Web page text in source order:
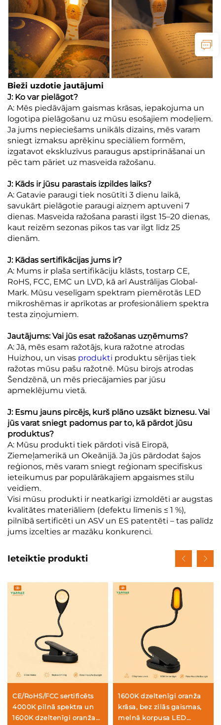
Bieži uzdotie jautājumi
J: Ko var pielāgot?
A: Mēs piedāvājam gaismas krāsas, iepakojuma un
logotipa pielāgošanu uz mūsu esošajiem modeļiem.
Ja jums nepieciešams unikāls dizains, mēs varam
sniegt izmaksu aprēķinu speciāliem formēm,
izgatavot ekskluzīvus paraugus apstiprināšanai un
pēc tam pāriet uz masveida ražošanu.
J: Kāds ir jūsu parastais izpildes laiks?
A: Gatavie paraugi tiek nosūtīti 3 dienu laikā,
savukārt pielāgotie paraugi aizņem aptuveni 7
dienas. Masveida ražošana parasti ilgst 15–20 dienas,
kaut reizēm sezonas pikos tas var ilgt līdz 25
dienām.
J: Kādas sertifikācijas jums ir?
A: Mums ir plaša sertifikāciju klāsts, tostarp CE,
RoHS, FCC, EMC un LVD, kā arī Austrālijas Global-
Mark. Mūsu veselīgam spektram piemērotās LED
mikroshēmas ir aprīkotas ar profesionāliem spektra
testa ziņojumiem.
Jautājums: Vai jūs esat ražošanas uzņēmums?
A: Jā, mēs esam ražotājs, kura ražotne atrodas
Huizhou, un visas produkti produktu sērijas tiek
ražotas mūsu pašu ražotnē. Mūsu birojs atrodas
Šendzēnā, un mēs priecājamies par jūsu
apmeklējumu vietā.
J: Esmu jauns pircējs, kurš plāno uzsākt biznesu. Vai
jūs varat sniegt padomus par to, kā pārdot jūsu
produktus?
A: Mūsu produkti tiek pārdoti visā Eiropā,
Ziemeļamerikā un Okeānijā. Ja jūs pārdodat šajos
reģionos, mēs varam sniegt reģionam specifiskus
ieteikumus par populārākajiem apgaismes stilu
veidiem.
Visi mūsu produkti ir neatkarīgi izmoldēti ar augstas
kvalitātes materiāliem (defektu līmenis ≤ 1 %),
pilnībā sertificēti un ASV un ES patentēti – tas palīdz
jums izcelties ar mazāku konkurenci.
Ieteiktie produkti
CE/RoHS/FCC sertificēts
4000K pilnā spektra un
1600K dzeltenīgi oranža
1600K dzeltenīgi oranža
krāsa, bez zilās gaismas,
melnā korpusa LED